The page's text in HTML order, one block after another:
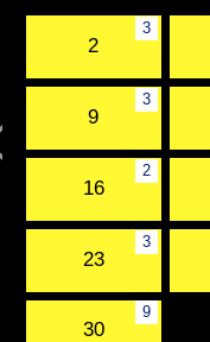
3
2
3
9
2
16
3
23
9
30